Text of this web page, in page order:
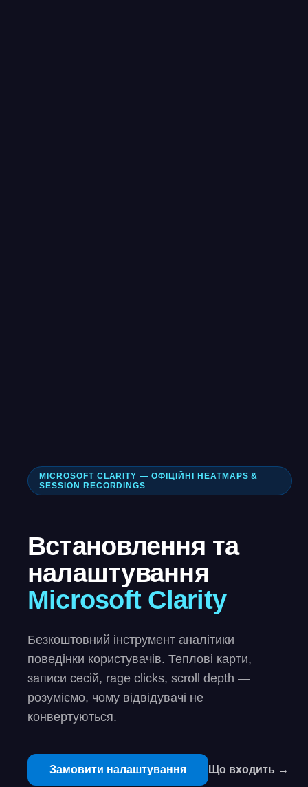
MICROSOFT CLARITY — ОФІЦІЙНІ HEATMAPS &
SESSION RECORDINGS
Встановлення та
налаштування
Microsoft Clarity
Безкоштовний інструмент аналітики
поведінки користувачів. Теплові карти,
записи сесій, rage clicks, scroll depth —
розуміємо, чому відвідувачі не
конвертуються.
Замовити налаштування Що входить →